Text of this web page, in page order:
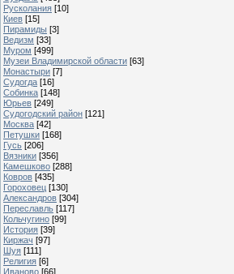
Русколания [10]
Киев [15]
Пирамиды [3]
Ведизм [33]
Муром [499]
Музеи Владимирской области [63]
Монастыри [7]
Судогда [16]
Собинка [148]
Юрьев [249]
Судогодский район [121]
Москва [42]
Петушки [168]
Гусь [206]
Вязники [356]
Камешково [288]
Ковров [435]
Гороховец [130]
Александров [304]
Переславль [117]
Кольчугино [99]
История [39]
Киржач [97]
Шуя [111]
Религия [6]
Иваново [66]